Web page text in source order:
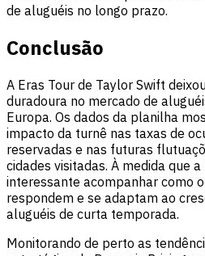
de aluguéis no longo prazo.
Conclusão
A Eras Tour de Taylor Swift
duradoura no mercado de
Europa. Os dados da planilha
impacto da turnê nas taxas de
reservadas e nas futuras
cidades visitadas. À medida que
interessante acompanhar como
respondem e se adaptam ao
aluguéis de curta temporada.
Monitorando de perto as